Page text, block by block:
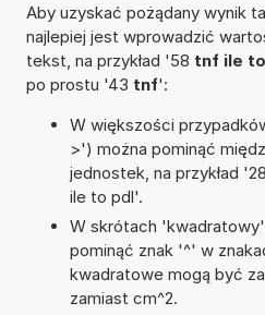
Aby uzyskać pożądany wynik
najlepiej jest wprowadzić
tekst, na przykład '58 tnf ile
po prostu '43 tnf':
W większości
>') można pominąć
jednostek, na przykład '28
ile to pdl'.
W skrótach
pominąć znak '^' w
kwadratowe mogą być
zamiast cm^2.